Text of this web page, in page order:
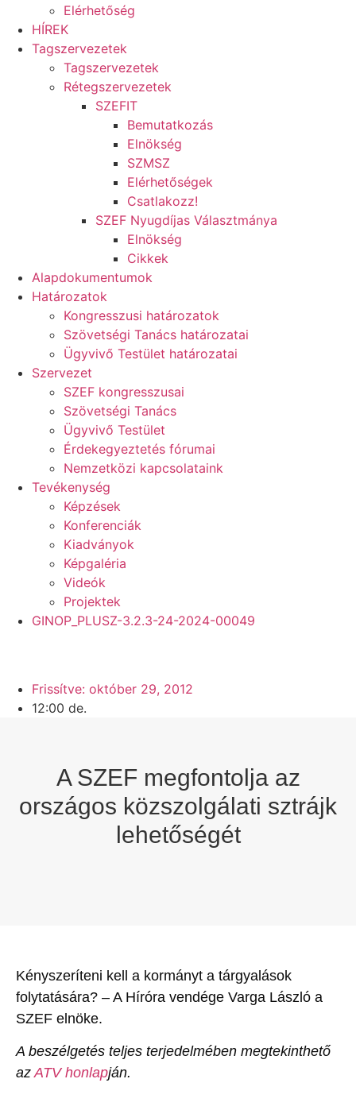
Elérhetőség
HÍREK
Tagszervezetek
Tagszervezetek
Rétegszervezetek
SZEFIT
Bemutatkozás
Elnökség
SZMSZ
Elérhetőségek
Csatlakozz!
SZEF Nyugdíjas Választmánya
Elnökség
Cikkek
Alapdokumentumok
Határozatok
Kongresszusi határozatok
Szövetségi Tanács határozatai
Ügyvivő Testület határozatai
Szervezet
SZEF kongresszusai
Szövetségi Tanács
Ügyvivő Testület
Érdekegyeztetés fórumai
Nemzetközi kapcsolataink
Tevékenység
Képzések
Konferenciák
Kiadványok
Képgaléria
Videók
Projektek
GINOP_PLUSZ-3.2.3-24-2024-00049
Frissítve: október 29, 2012
12:00 de.
A SZEF megfontolja az
országos közszolgálati sztrájk
lehetőségét
Kényszeríteni kell a kormányt a tárgyalások
folytatására? – A Híróra vendége Varga László a
SZEF elnöke.
A beszélgetés teljes terjedelmében megtekinthető
azATV honlapján.